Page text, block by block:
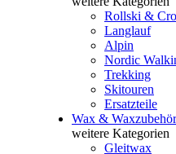
Rollski &
Langlauf
Alpin
Nordic
Trekking
Skitouren
Ersatzteile
Wax & Waxzubehör
weitere Kategorien
Gleitwax